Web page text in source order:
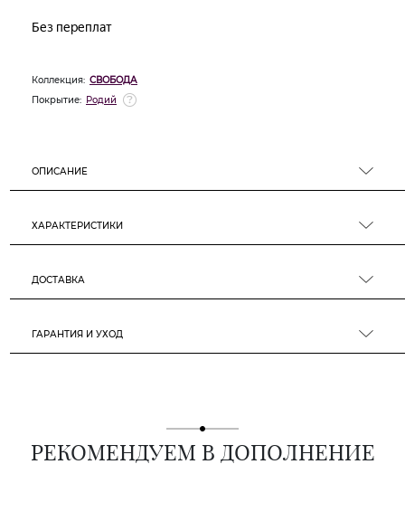
Коллекция: СВОБОДА
Покрытие: Родий
ОПИСАНИЕ
ХАРАКТЕРИСТИКИ
ДОСТАВКА
ГАРАНТИЯ И УХОД
РЕКОМЕНДУЕМ В ДОПОЛНЕНИЕ